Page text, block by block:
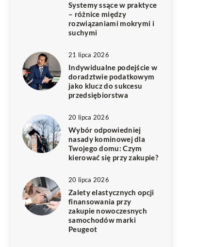
Systemy ssące w praktyce
– różnice między
rozwiązaniami mokrymi i
suchymi
21 lipca 2026
Indywidualne podejście w
doradztwie podatkowym
jako klucz do sukcesu
przedsiębiorstwa
20 lipca 2026
Wybór odpowiedniej
nasady kominowej dla
Twojego domu: Czym
kierować się przy zakupie?
20 lipca 2026
Zalety elastycznych opcji
finansowania przy
zakupie nowoczesnych
samochodów marki
Peugeot